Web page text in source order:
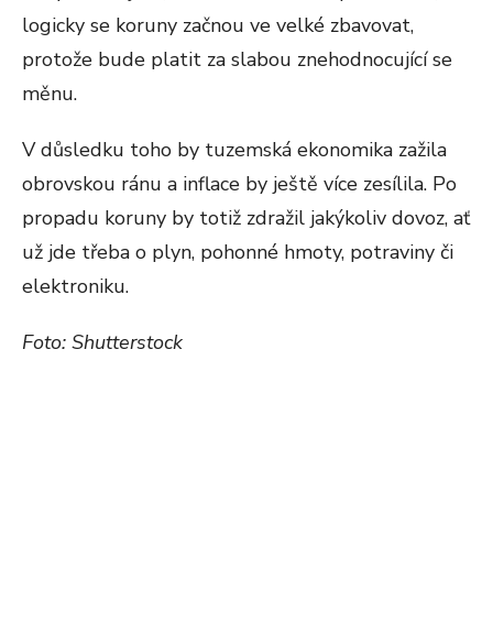
logicky se koruny začnou ve velké zbavovat,
protože bude platit za slabou znehodnocující se
měnu.
V důsledku toho by tuzemská ekonomika zažila
obrovskou ránu a inflace by ještě více zesílila. Po
propadu koruny by totiž zdražil jakýkoliv dovoz, ať
už jde třeba o plyn, pohonné hmoty, potraviny či
elektroniku.
Foto: Shutterstock